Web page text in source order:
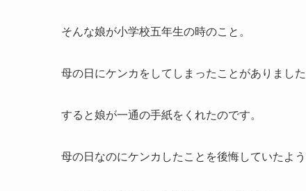
そんな娘が小学校五年生の時のこと。
母の日にケンカをしてしまったことがありました
すると娘が一通の手紙をくれたのです。
母の日なのにケンカしたことを後悔していたよう